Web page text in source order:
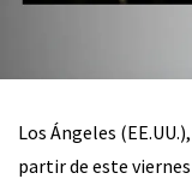
Los Ángeles
partir de este